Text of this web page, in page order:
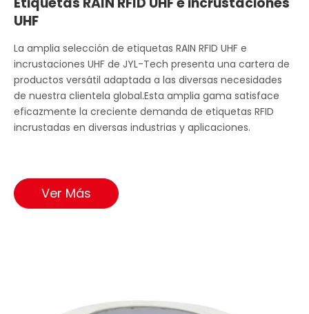
UHF
La amplia selección de etiquetas RAIN RFID UHF e
incrustaciones UHF de JYL-Tech presenta una cartera de
productos versátil adaptada a las diversas necesidades
de nuestra clientela global.Esta amplia gama satisface
eficazmente la creciente demanda de etiquetas RFID
incrustadas en diversas industrias y aplicaciones.
Ver Más